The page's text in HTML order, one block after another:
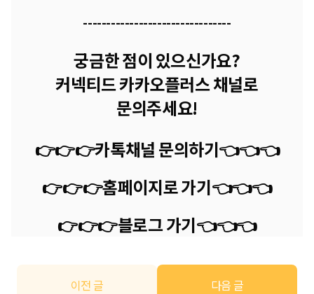
--------------------------------
궁금한 점이 있으신가요?
커넥티드 카카오플러스 채널로
문의주세요!
👉👉👉카톡채널 문의하기👈👈👈
👉👉👉홈페이지로 가기👈👈👈
👉👉👉블로그 가기👈👈👈
이전 글 다음 글